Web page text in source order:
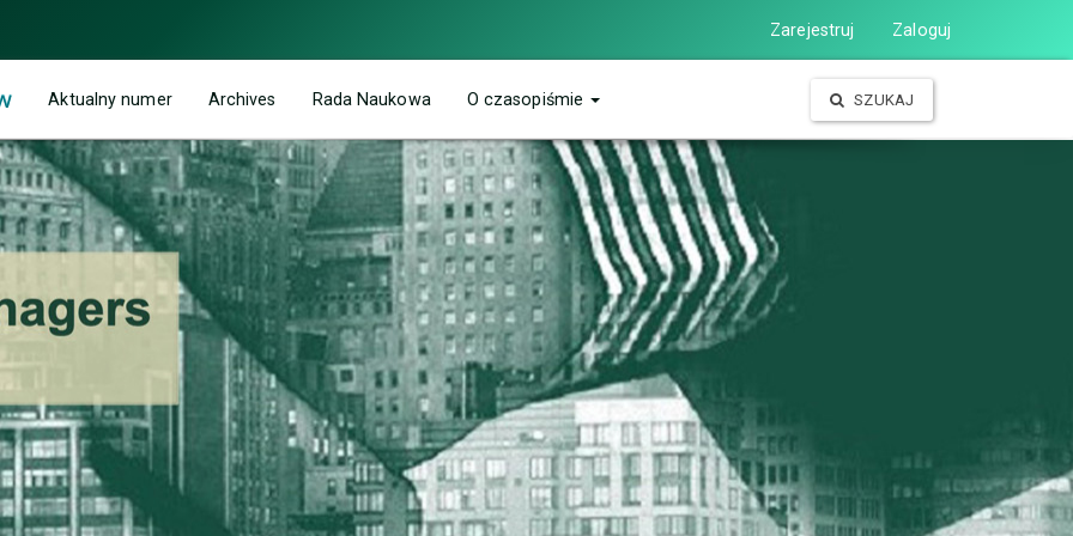
Zarejestruj Zaloguj
Aktualny numer Archives Rada Naukowa O czasopiśmie SZUKAJ
zarządzania i szeroko rozumianym rozwojem zawodowym. Kierowany jest zarówno do pracowników i
specjalistów HR, działających w obszarze praktyki gospodarczej. Profil naukowy czasopisma ma charakter
jest z perspektywy wielu dyscyplin – nauk o zarządzaniu, psychologii, socjologii, filozofii. Jego celem
prezentacja najnowszego dorobku naukowego w obszarze profilu tematycznego.